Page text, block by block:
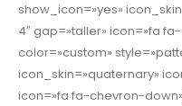
show_icon=»yes»
4″ gap=»taller» icon=»fa
color=»custom»
icon_skin=»quaternary»
icon=»fa fa-chevron-